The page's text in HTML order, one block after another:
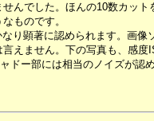
んでした。ほんの10数カッ
ものです。
り顕著に認められます。画像
えません。下の写真も、感
ドー部には相当のノイズが認